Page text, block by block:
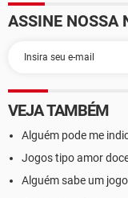
ASSINE NOSSA
VEJA TAMBÉM
Alguém pode me
Jogos tipo amor
Alguém sabe um